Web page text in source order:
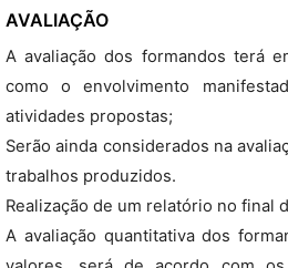
AVALIAÇÃO
A avaliação dos formandos terá
como o envolvimento
atividades propostas;
Serão ainda considerados na
trabalhos produzidos.
Realização de um relatório no final
A avaliação quantitativa dos